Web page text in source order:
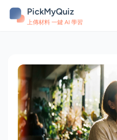
PickMyQuiz
上傳材料 一鍵 AI 學習